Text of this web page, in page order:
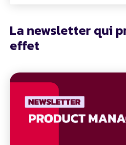
La newsletter qui
effet